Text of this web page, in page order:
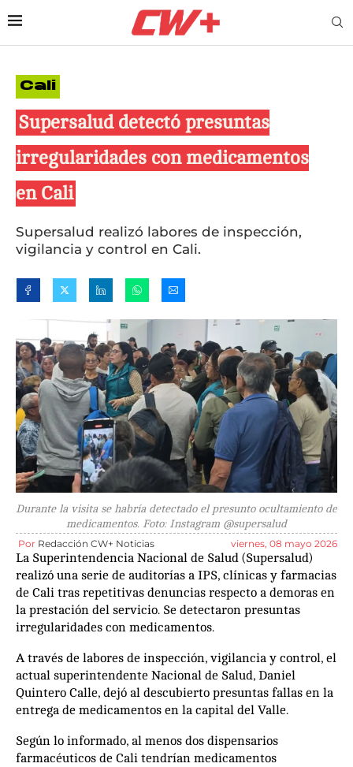
Cali
Supersalud detectó presuntas
irregularidades con medicamentos
en Cali
Supersalud realizó labores de inspección,
vigilancia y control en Cali.
Durante la visita se habría detectado el presunto ocultamiento de
medicamentos. Foto: Instagram @supersalud
Por Redacción CW+ Noticias viernes, 08 mayo 2026
La Superintendencia Nacional de Salud (Supersalud)
realizó una serie de auditorías a IPS, clínicas y farmacias
de Cali tras repetitivas denuncias respecto a demoras en
la prestación del servicio. Se detectaron presuntas
irregularidades con medicamentos.
A través de labores de inspección, vigilancia y control, el
actual superintendente Nacional de Salud, Daniel
Quintero Calle, dejó al descubierto presuntas fallas en la
entrega de medicamentos en la capital del Valle.
Según lo informado, al menos dos dispensarios
farmacéuticos de Cali tendrían medicamentos